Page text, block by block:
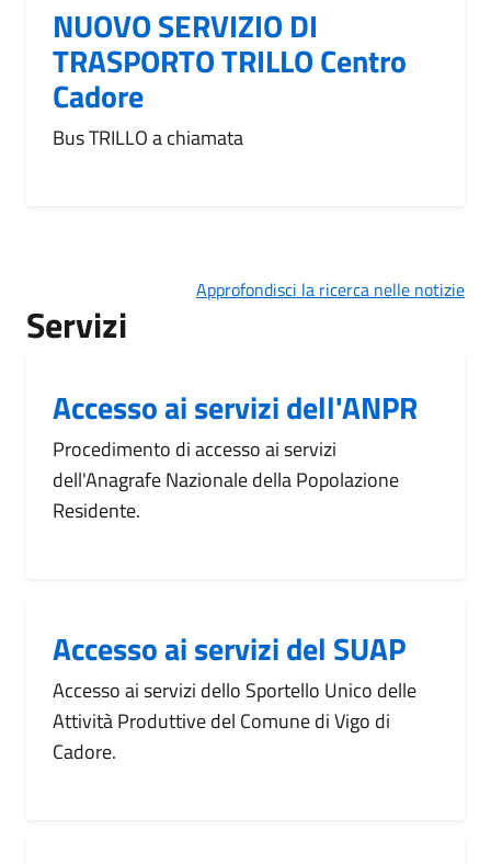
NUOVO SERVIZIO DI
TRASPORTO TRILLO Centro
Cadore
Bus TRILLO a chiamata
Approfondisci la ricerca nelle notizie
Servizi
Accesso ai servizi dell'ANPR
Procedimento di accesso ai servizi
dell'Anagrafe Nazionale della Popolazione
Residente.
Accesso ai servizi del SUAP
Accesso ai servizi dello Sportello Unico delle
Attività Produttive del Comune di Vigo di
Cadore.